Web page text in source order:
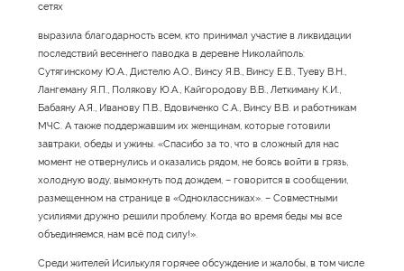
сетях
выразила благодарность всем, кто принимал участие в ликвидации
последствий весеннего паводка в деревне Николайполь:
Сутягинскому Ю.А., Дистелю А.О., Винсу Я.В., Винсу Е.В., Туеву В.Н.,
Лангеману Я.П., Полякову Ю.А., Кайгородову В.В., Леткиману К.И.,
Бабаяну А.Я., Иванову П.В., Вдовиченко С.А., Винсу В.В. и работникам
МЧС. А также поддержавшим их женщинам, которые готовили
завтраки, обеды и ужины. «Спасибо за то, что в сложный для нас
момент не отвернулись и оказались рядом, не боясь войти в грязь,
холодную воду, вымокнуть под дождем, – говорится в сообщении,
размещенном на странице в «Одноклассниках». – Совместными
усилиями дружно решили проблему. Когда во время беды мы все
объединяемся, нам всё под силу!».
Среди жителей Исилькуля горячее обсуждение и жалобы, в том числе